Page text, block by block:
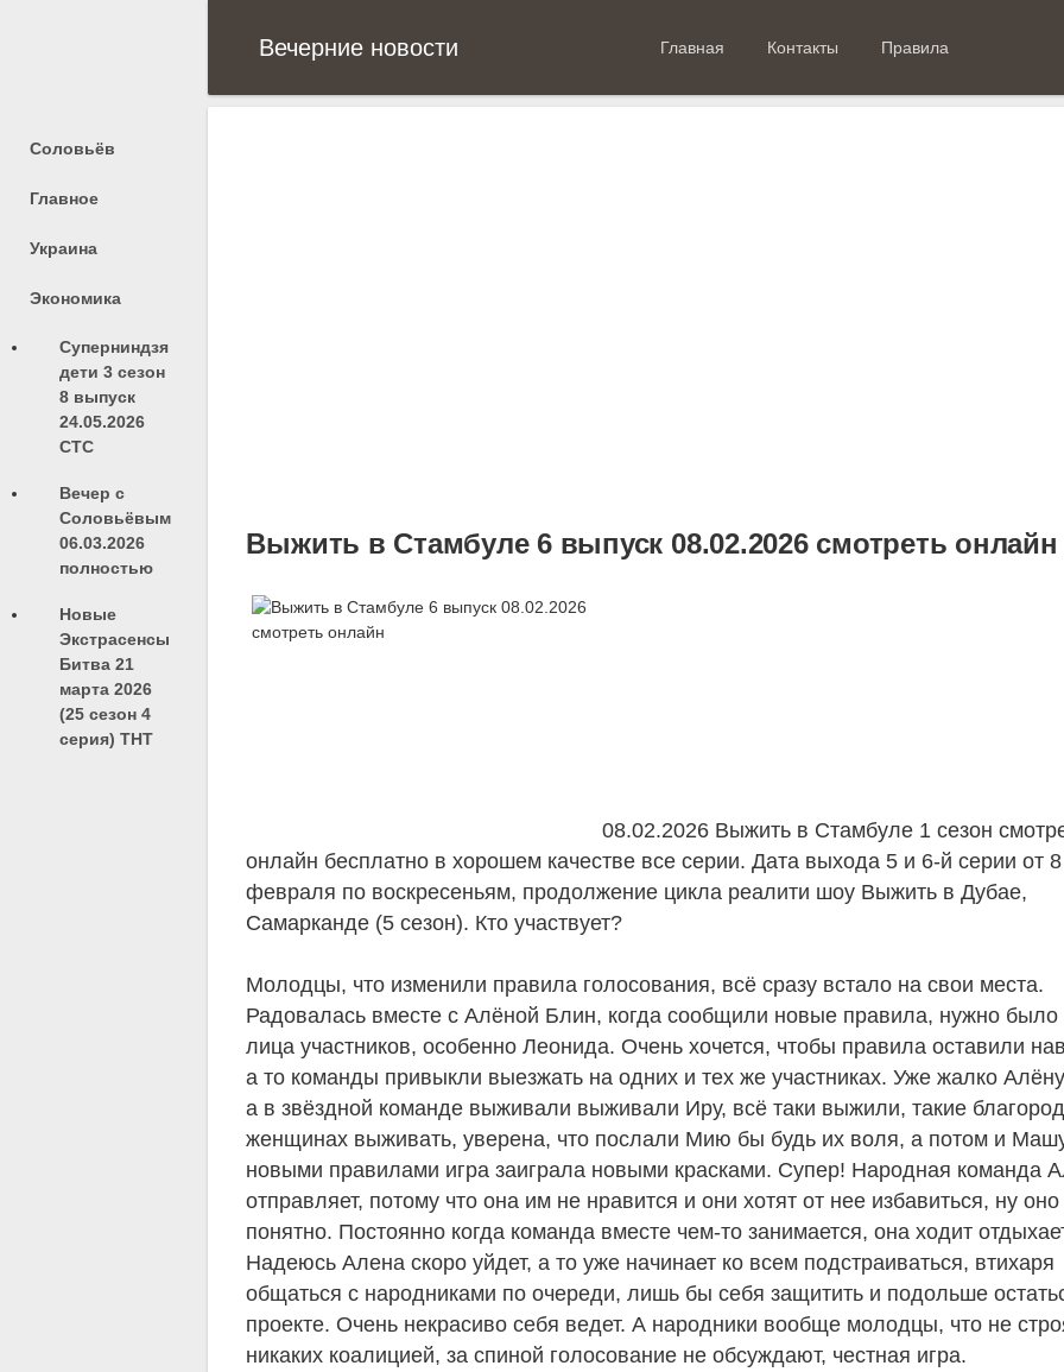
Вечерние новости Главная Контакты Правила
Соловьёв
Главное
Украина
Экономика
Суперниндзя
дети 3 сезон
8 выпуск
24.05.2026
СТС
Вечер с
Соловьёвым
06.03.2026
полностью
Новые
Экстрасенсы
Битва 21
марта 2026
(25 сезон 4
серия) ТНТ
Выжить в Стамбуле 6 выпуск 08.02.2026 смотреть онлайн
08.02.2026 Выжить в Стамбуле 1 сезон
онлайн бесплатно в хорошем качестве все серии. Дата выхода 5 и 6-й серии от 8
февраля по воскресеньям, продолжение цикла реалити шоу Выжить в Дубае,
Самарканде (5 сезон). Кто участвует?
Молодцы, что изменили правила голосования, всё сразу встало на свои места.
Радовалась вместе с Алёной Блин, когда сообщили новые правила, нужно было
лица участников, особенно Леонида. Очень хочется, чтобы правила оставили
а то команды привыкли выезжать на одних и тех же участниках. Уже жалко
а в звёздной команде выживали выживали Иру, всё таки выжили, такие
женщинах выживать, уверена, что послали Мию бы будь их воля, а потом и
новыми правилами игра заиграла новыми красками. Супер! Народная команда
отправляет, потому что она им не нравится и они хотят от нее избавиться, ну
понятно. Постоянно когда команда вместе чем-то занимается, она ходит
Надеюсь Алена скоро уйдет, а то уже начинает ко всем подстраиваться, втихаря
общаться с народниками по очереди, лишь бы себя защитить и подольше
проекте. Очень некрасиво себя ведет. А народники вообще молодцы, что не
никаких коалицией, за спиной голосование не обсуждают, честная игра.